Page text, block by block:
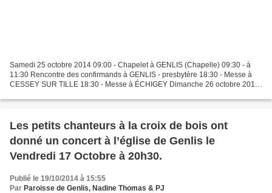
Samedi 25 octobre 2014 09:00 - Chapelet à GENLIS (Chapelle) 09:30 - à
11:30 Rencontre des confirmands à GENLIS - presbytère 18:30 - Messe à
CESSEY SUR TILLE 18:30 - Messe à ÉCHIGEY Dimanche 26 octobre 2014
Les petits chanteurs à la croix de bois ont
donné un concert à l’église de Genlis le
Vendredi 17 Octobre à 20h30.
Publié le 19/10/2014 à 15:55
Par Paroisse de Genlis, Nadine Thomas & PJ